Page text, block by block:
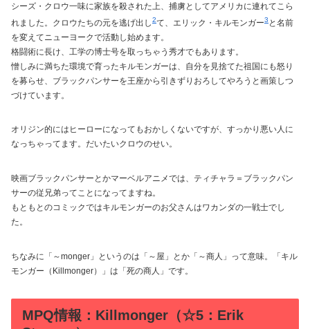
シーズ・クロウ一味に家族を殺された上、捕虜としてアメリカに連れてこら
れました。クロウたちの元を逃げ出し2て、エリック・キルモンガー3 と名前
を変えてニューヨークで活動し始めます。
格闘術に長け、工学の博士号を取っちゃう秀才でもあります。
憎しみに満ちた環境で育ったキルモンガーは、自分を見捨てた祖国にも怒り
を募らせ、ブラックパンサーを王座から引きずりおろしてやろうと画策しつ
づけています。
オリジン的にはヒーローになってもおかしくないですが、すっかり悪い人に
なっちゃってます。だいたいクロウのせい。
映画ブラックパンサーとかマーベルアニメでは、ティチャラ＝ブラックパン
サーの従兄弟ってことになってますね。
もともとのコミックではキルモンガーのお父さんはワカンダの一戦士でし
た。
ちなみに「～monger」というのは「～屋」とか「～商人」って意味。「キル
モンガー（Killmonger）」は「死の商人」です。
MPQ情報：Killmonger（☆5：Erik